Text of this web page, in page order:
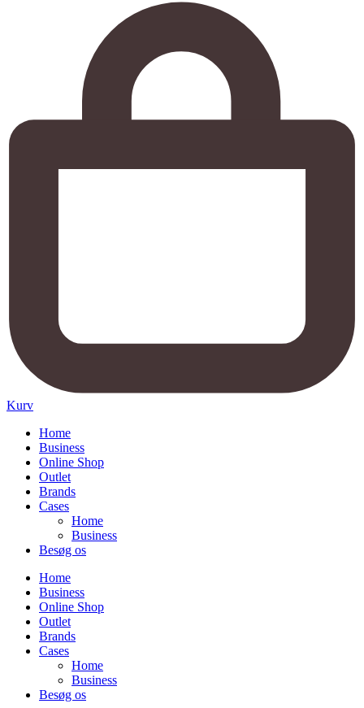
Kurv
Home
Business
Online Shop
Outlet
Brands
Cases
Home
Business
Besøg os
Home
Business
Online Shop
Outlet
Brands
Cases
Home
Business
Besøg os